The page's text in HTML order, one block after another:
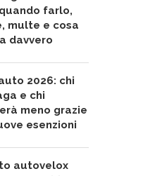
farlo,
multe e cosa
davvero
2026: chi
e chi
meno grazie
esenzioni
autovelox